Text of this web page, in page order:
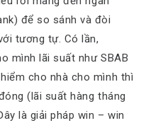
để so sánh và đòi
tương tự. Có lần,
mình lãi suất như SBAB
cho nhà cho mình thì
(lãi suất hàng tháng
là giải pháp win – win